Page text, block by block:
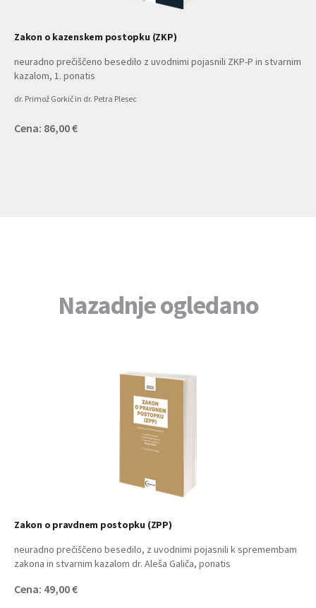
Zakon o kazenskem postopku (ZKP)
neuradno prečiščeno besedilo z uvodnimi pojasnili ZKP-P in stvarnim
kazalom, 1. ponatis
dr. Primož Gorkič in dr. Petra Plesec
Cena: 86,00 €
Nazadnje ogledano
Zakon o pravdnem postopku (ZPP)
neuradno prečiščeno besedilo, z uvodnimi pojasnili k spremembam
zakona in stvarnim kazalom dr. Aleša Galiča, ponatis
Cena: 49,00 €